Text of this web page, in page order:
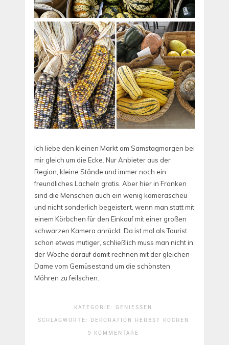
Ich liebe den kleinen Markt am Samstagmorgen bei
mir gleich um die Ecke. Nur Anbieter aus der
Region, kleine Stände und immer noch ein
freundliches Lächeln gratis. Aber hier in Franken
sind die Menschen auch ein wenig kamerascheu
und nicht sonderlich begeistert, wenn man statt mit
einem Körbchen für den Einkauf mit einer großen
schwarzen Kamera anrückt. Da ist mal als Tourist
schon etwas mutiger, schließlich muss man nicht in
der Woche darauf damit rechnen mit der gleichen
Dame vom Gemüsestand um die schönsten
Möhren zu feilschen.
KATEGORIE: GENIESSEN
SCHLAGWORTE: DEKORATION HERBST KOCHEN
9 KOMMENTARE